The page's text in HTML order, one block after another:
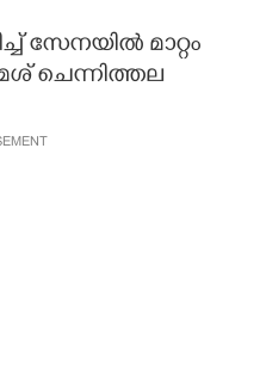
സേനയിൽ മാറ്റം
ചെന്നിത്തല